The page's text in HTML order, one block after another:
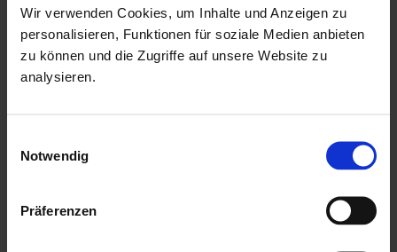
Wir verwenden Cookies, um Inhalte und Anzeigen zu
personalisieren, Funktionen für soziale Medien anbieten
zu können und die Zugriffe auf unsere Website zu
analysieren.
Notwendig
Präferenzen
Witterungseinflüssen und holzzersetzenden Pilzen bereits
geschützt. Die praktische und vormontierte Tür sorgt mit
ihren großzügigen Abmessungen und dem
unbefugtem Zugriff. Die Verglasung der Lichtausschnitte